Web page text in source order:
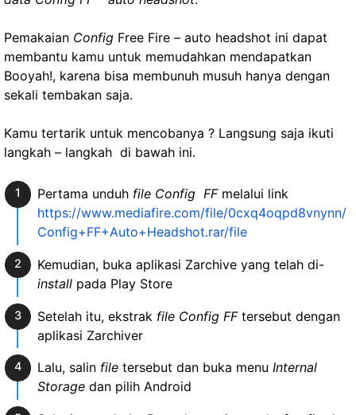
Pemakaian Config Free Fire – auto headshot ini dapat
membantu kamu untuk memudahkan mendapatkan
Booyah!, karena bisa membunuh musuh hanya dengan
sekali tembakan saja.
Kamu tertarik untuk mencobanya ? Langsung saja ikuti
langkah – langkah di bawah ini.
Pertama unduh file Config FFmelalui link
https://www.mediafire.com/file/0cxq4oqpd8vnynn/
Config+FF+Auto+Headshot.rar/file
Kemudian, buka aplikasi Zarchive yang telah di-
installpada Play Store
Setelah itu, ekstrak file Config FFtersebut dengan
aplikasi Zarchiver
Lalu, salin filetersebut dan buka menu Internal
Storagedan pilih Android